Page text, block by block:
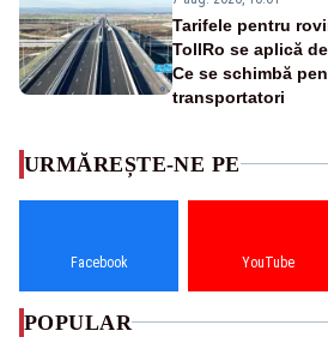
Tarifele pentru
TollRo se aplică
Ce se schimbă
transportatori
URMĂREȘTE-NE PE
Facebook YouTube
POPULAR